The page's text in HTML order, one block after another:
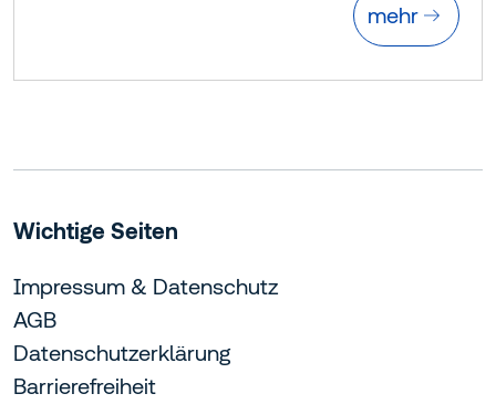
mehr
Wichtige Seiten
Impressum & Datenschutz
AGB
Datenschutzerklärung
Barrierefreiheit